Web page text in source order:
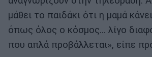
μάθει το παιδάκι ότι η μαμά
όπως όλος ο κόσμος… λίγο
που απλά προβάλλεται», είπε